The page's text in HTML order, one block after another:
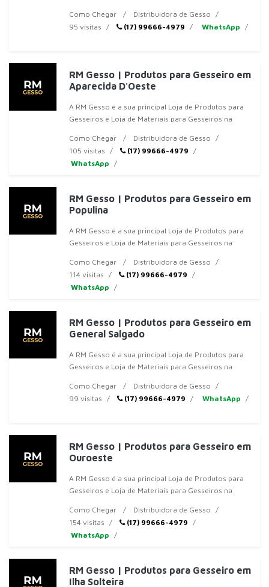
oferecer
Como Chegar
Distribuidora de Gesso
95 visitas
(17) 99666-4979 WhatsApp
RM Gesso | Produtos para Gesseiro em
Aparecida D'Oeste
A RM Gesso é a sua principal Loja de Produtos para
Gesseiros e Loja de Materiais para Gesseiros na
oferecer
Como Chegar
Distribuidora de Gesso
105 visitas
(17) 99666-4979
WhatsApp
RM Gesso | Produtos para Gesseiro em
Populina
A RM Gesso é a sua principal Loja de Produtos para
Gesseiros e Loja de Materiais para Gesseiros na
oferecer
Como Chegar
Distribuidora de Gesso
114 visitas
(17) 99666-4979
WhatsApp
RM Gesso | Produtos para Gesseiro em
General Salgado
A RM Gesso é a sua principal Loja de Produtos para
Gesseiros e Loja de Materiais para Gesseiros na
oferecer
Como Chegar
Distribuidora de Gesso
99 visitas
(17) 99666-4979 WhatsApp
RM Gesso | Produtos para Gesseiro em
Ouroeste
A RM Gesso é a sua principal Loja de Produtos para
Gesseiros e Loja de Materiais para Gesseiros na
oferecer
Como Chegar
Distribuidora de Gesso
154 visitas
(17) 99666-4979
WhatsApp
RM Gesso | Produtos para Gesseiro em
Ilha Solteira